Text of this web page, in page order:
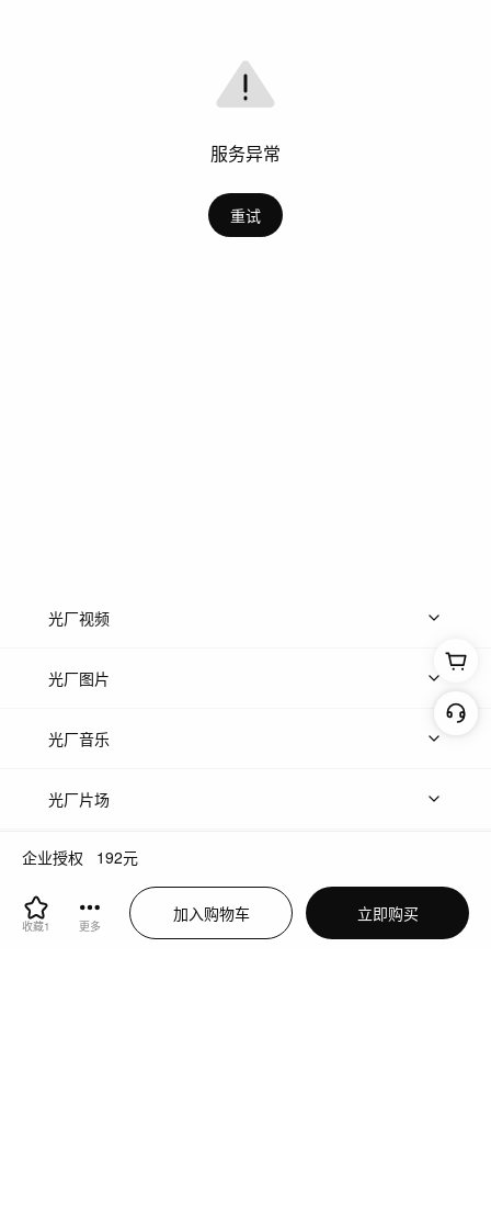
企业授权 192元
收藏1 更多
加入购物车 立即购买
服务异常
重试
光厂视频
上传视频
光厂图片
上传图片
光厂音乐
热门音乐
光厂片场
上传案例
光厂接单
上架服务 热门服务 创作人
关于光厂